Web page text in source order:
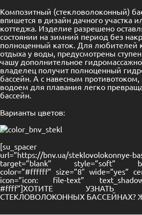
Композитный (стекловолоконный)
впишется в дизайн дачного участка
коттеджа. Изделие разрешено
состоянии на зимний период без
полноценный каток. Для любителей
отдыха у воды, предусмотрены
чашу дополнительное
владелец получит полноценный
бассейн. А с навесным
водоем для плавания легко
бассейн.
Варианты цветов:
[su_spacer
url=”https://bnv.ua/steklovolokonnye-
target=”blank” style=”soft”
color=”#ffffff” size=”8″ wide=”yes”
icon=”icon: file-text”
#ffff”]ХОТИТЕ
СТЕКЛОВОЛОКОННЫХ БАССЕЙНАХ?